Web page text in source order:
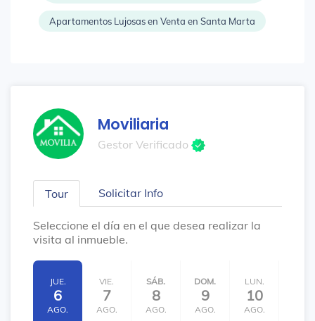
Apartamentos Lujosas en Venta en Santa Marta
Moviliaria
Gestor Verificado
Tour Solicitar Info
Seleccione el día en el que desea realizar la
visita al inmueble.
JUE.
6
AGO.
VIE.
7
AGO.
SÁB.
8
AGO.
DOM.
9
AGO.
LUN.
10
AGO.